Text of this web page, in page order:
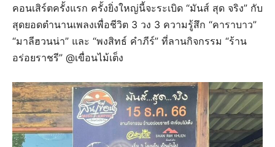
คอนเสิร์ตครั้งแรก ครั้งยิ่งใหญ่นี้จะระเบิด “มันส์ สุด จริง” กับ
สุดยอดตำนานเพลงเพื่อชีวิต 3 วง 3 ความรู้สึก “คาราบาว”
“มาลีฮวนน่า” และ “พงสิทธ์ คำภีร์” ที่ลานกิจกรรม “ร้าน
อร่อยราชรี” @เขื่อนไม้เต็ง